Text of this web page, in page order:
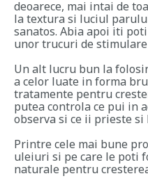
deoarece, mai intai de
la textura si luciul
sanatos. Abia apoi iti
unor trucuri de
Un alt lucru bun la
a celor luate in forma
tratamente pentru
putea controla ce pui in
observa si ce ii prieste
Printre cele mai bune
uleiuri si pe care le poti
naturale pentru